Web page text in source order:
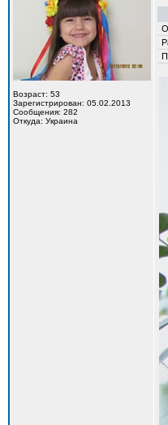
Возраст: 53
Зарегистрирован: 05.02.2013
Сообщения: 282
Откуда: Украина